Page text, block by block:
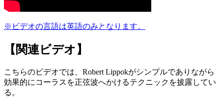
※ビデオの言語は英語のみとなります。
【関連ビデオ】
こちらのビデオでは、Robert Lippokがシンプルでありながら
効果的にコーラスを正弦波へかけるテクニックを披露してい
る。